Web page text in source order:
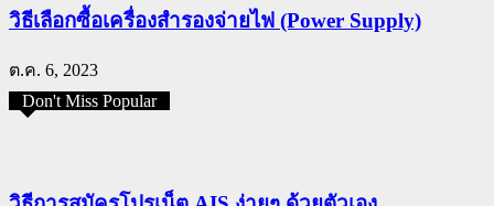
วิธีเลือกซื้อเครื่องสำรองจ่ายไฟ (Power Supply)
ต.ค. 6, 2023
Don't Miss Popular